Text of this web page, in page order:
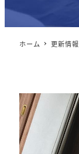
ホーム 更新情報